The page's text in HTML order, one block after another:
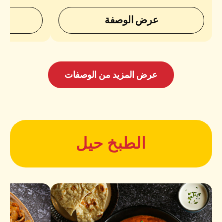
عرض الوصفة
عرض المزيد من الوصفات
الطبخ حيل